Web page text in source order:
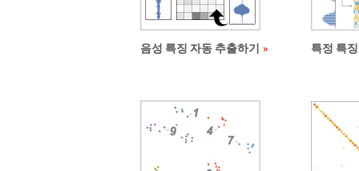
음성 특징 자동 추출하기 특정 특